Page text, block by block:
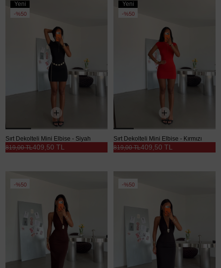
Yeni
Ürün
%50
Sırt Dekolteli Mini Elbise - Siyah
409,50 TL
819,00 TL
Yeni
Ürün
%50
Sırt Dekolteli Mini Elbise - Kırmızı
409,50 TL
819,00 TL
%50 %50